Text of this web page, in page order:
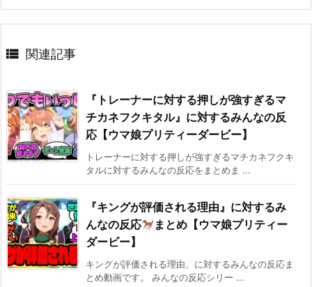
 関連記事
『トレーナーに対する押しが強すぎるマ
チカネフクキタル』に対するみんなの反
応【ウマ娘プリティーダービー】
トレーナーに対する押しが強すぎるマチカネフクキ
タルに対するみんなの反応をまとめま ...
『キングが評価される理由』に対するみ
んなの反応
まとめ【ウマ娘プリティー
ダービー】
キングが評価される理由、に対するみんなの反応ま
とめ動画です。 みんなの反応シリー ...